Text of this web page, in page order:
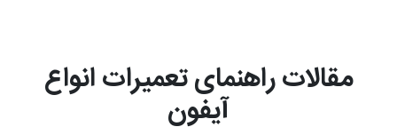
مقالات راهنمای تعمیرات انواع
آیفون